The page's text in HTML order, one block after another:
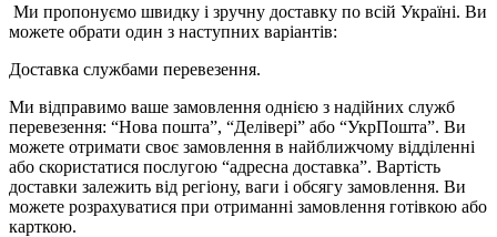
Ми пропонуємо швидку і зручну доставку по всій Україні. Ви
можете обрати один з наступних варіантів:
Доставка службами перевезення.
Ми відправимо ваше замовлення однією з надійних служб
перевезення: “Нова пошта”, “Делівері” або “УкрПошта”. Ви
можете отримати своє замовлення в найближчому відділенні
або скористатися послугою “адресна доставка”. Вартість
доставки залежить від регіону, ваги і обсягу замовлення. Ви
можете розрахуватися при отриманні замовлення готівкою або
карткою.